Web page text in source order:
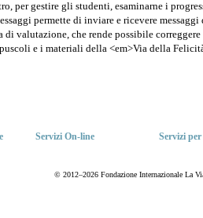
Servizi On-line Servizi
© 2012–2026 Fondazione Internazionale La